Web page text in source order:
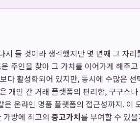
들 것이라 생각했지만 몇 년째 그 자
주인을 찾아 그 가치를 이어가게 해주
다 활성화되어 있지만, 동시에 수많은
개인 간 거래 플랫폼의 편리함, 구구스
은 온라인 명품 플랫폼의 접근성까지. 이
방에 최고의 중고가치를 부여할 수 있